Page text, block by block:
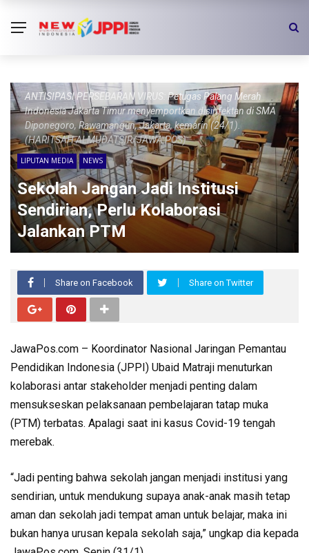
ANTISIPASI PERSEBARAN VIRUS: Petugas Palang Merah
Indonesia Jakarta Timur menyemportkan disinfektan di SMA
Diponegoro, Rawamangun, Jakarta, kemarin (24/1).
(HARITSAH ALMUDATSIR/JAWA POS)
LIPUTAN MEDIA NEWS
Sekolah Jangan Jadi Institusi
Sendirian, Perlu Kolaborasi
Jalankan PTM
Share on Facebook Share on Twitter
JawaPos.com – Koordinator Nasional Jaringan Pemantau
Pendidikan Indonesia (JPPI) Ubaid Matraji menuturkan
kolaborasi antar stakeholder menjadi penting dalam
mensukseskan pelaksanaan pembelajaran tatap muka
(PTM) terbatas. Apalagi saat ini kasus Covid-19 tengah
merebak.
“Jadi penting bahwa sekolah jangan menjadi institusi yang
sendirian, untuk mendukung supaya anak-anak masih tetap
aman dan sekolah jadi tempat aman untuk belajar, maka ini
bukan hanya urusan kepala sekolah saja,” ungkap dia kepada